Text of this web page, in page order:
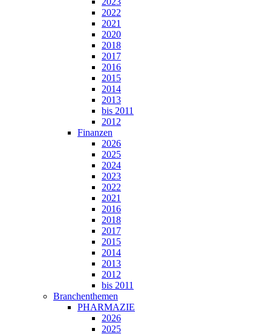
2022
2021
2020
2018
2017
2016
2015
2014
2013
bis 2011
2012
Finanzen
2026
2025
2024
2023
2022
2021
2016
2018
2017
2015
2014
2013
2012
bis 2011
Branchenthemen
PHARMAZIE
2026
2025